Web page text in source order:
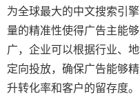
为全球最大的中文搜索引
量的精准性使得广告主能
广，企业可以根据行业、
定向投放，确保广告能够
升转化率和客户的留存度。